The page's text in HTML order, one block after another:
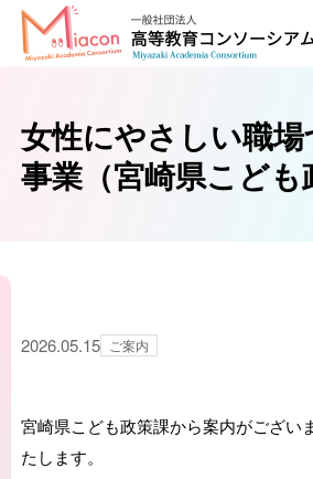
女性にやさしい職
事業（宮崎県こども
2026.05.15 ご案内
宮崎県こども政策課から案内がござい
たします。